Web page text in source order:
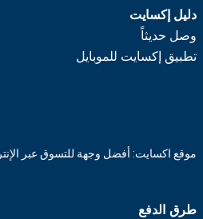
دليل إكسايت
وصل حديثاً
تطبيق إكسايت للموبايل
موقع اكسايت: أفضل وجهة للتسوق عبر
طرق الدفع